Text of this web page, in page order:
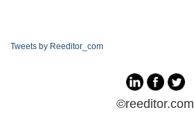
Tweets by Reeditor_com
©reeditor.com